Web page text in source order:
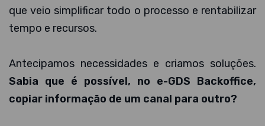
que veio simplificar todo o processo e rentabilizar
tempo e recursos.
Antecipamos necessidades e criamos soluções.
Sabia que é possível, no e-GDS Backoffice,
copiar informação de um canal para outro?